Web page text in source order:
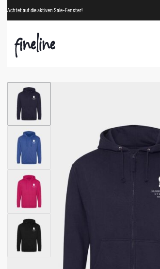
Achtet auf die aktiven Sale-Fenster!